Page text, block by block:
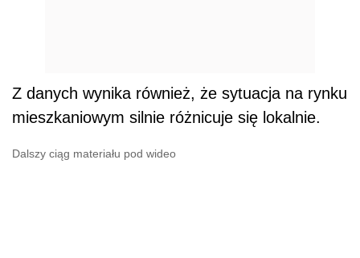
Z danych wynika również, że sytuacja na rynku
mieszkaniowym silnie różnicuje się lokalnie.
Dalszy ciąg materiału pod wideo